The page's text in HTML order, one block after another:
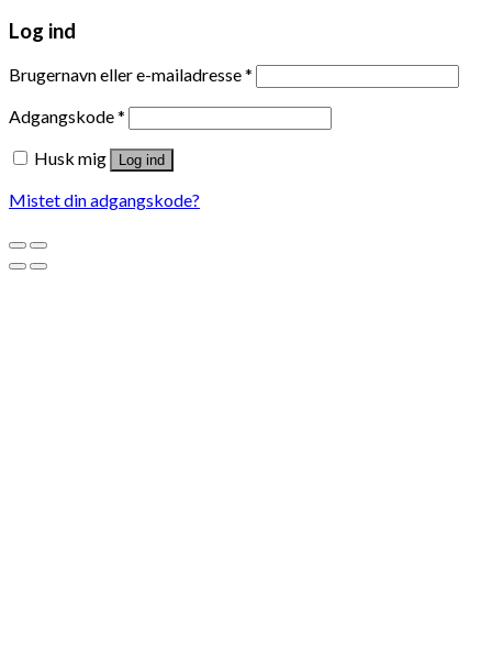
Log ind
Brugernavn eller e-mailadresse*
Adgangskode*
Husk mig
Log ind
Mistet din adgangskode?